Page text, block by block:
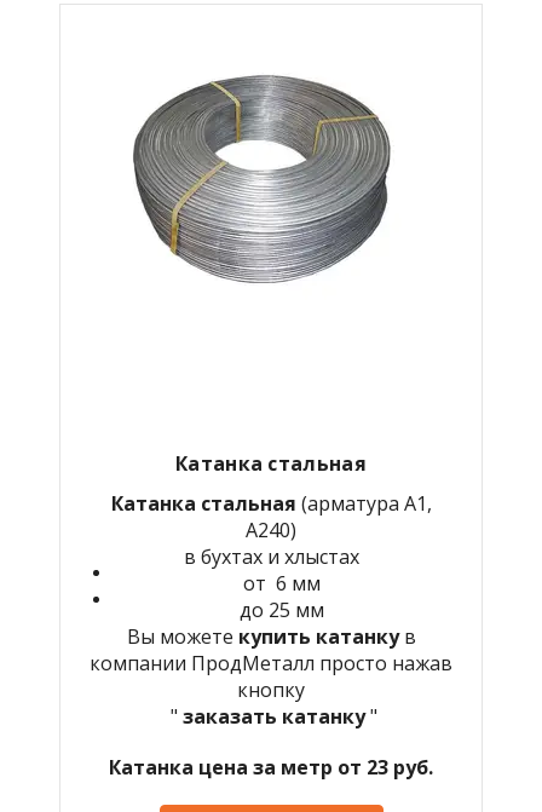
Катанка стальная
Катанка стальная (арматура А1,
А240)
в бухтах и хлыстах
от 6 мм
до 25 мм
Вы можете купить катанкув
компании ПродМеталл просто нажав
кнопку
" заказать катанку"
Катанка цена за метр от 23 руб.